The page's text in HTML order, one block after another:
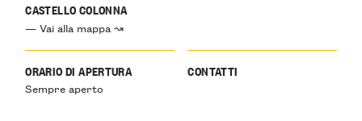
CASTELLO COLONNA
— Vai alla mappa ↝
ORARIO DI APERTURA
Sempre aperto
CONTATTI